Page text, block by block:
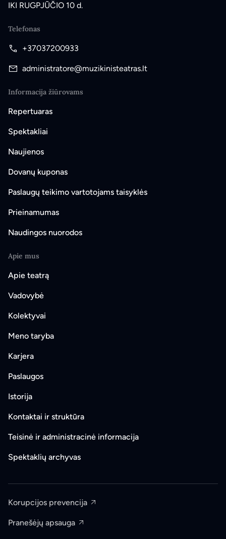
IKI RUGPJŪČIO 10 d.
Telefonas
+37037200933
administratore@muzikinisteatras.lt
Informacija žiūrovams
Repertuaras
Spektakliai
Naujienos
Dovanų kuponas
Paslaugų teikimo vartotojams taisyklės
Prieinamumas
Naudingos nuorodos
Apie mus
Apie teatrą
Vadovybė
Kolektyvai
Meno taryba
Karjera
Paslaugos
Istorija
Kontaktai ir struktūra
Teisinė ir administracinė informacija
Spektaklių archyvas
Korupcijos prevencija
Pranešėjų apsauga